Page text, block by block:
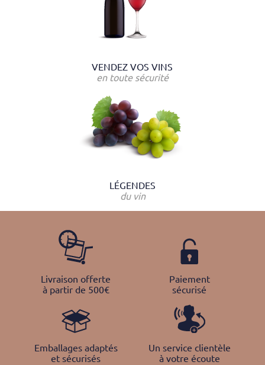
VENDEZ VOS VINS
en toute sécurité
LÉGENDES
du vin
Livraison offerte
à partir de 500€
Paiement
sécurisé
Emballages adaptés
et sécurisés
Un service clientèle
à votre écoute